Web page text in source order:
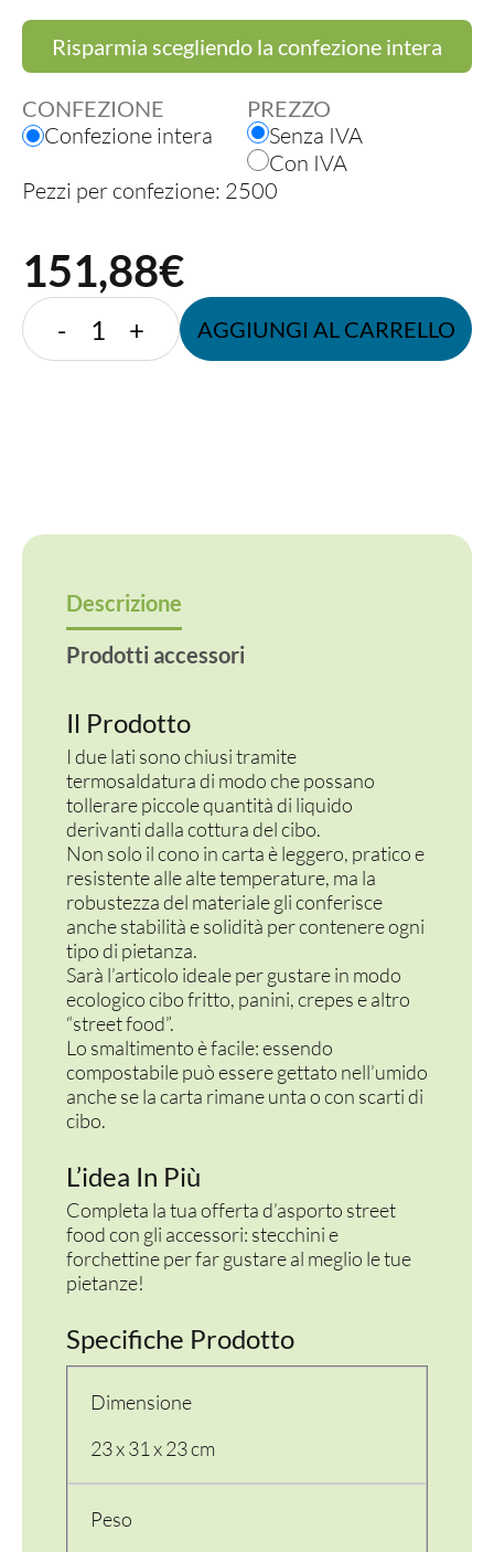
Risparmia scegliendo la confezione intera
CONFEZIONE PREZZO
Confezione intera
Senza IVA
Con IVA
Pezzi per confezione: 2500
151,88€
-
CONO
23x31
+ AGGIUNGI AL CARRELLO
Descrizione
Prodotti accessori
Il Prodotto
I due lati sono chiusi tramite
termosaldatura di modo che possano
tollerare piccole quantità di liquido
derivanti dalla cottura del cibo.
Non solo il cono in carta è leggero, pratico e
resistente alle alte temperature, ma la
robustezza del materiale gli conferisce
anche stabilità e solidità per contenere ogni
tipo di pietanza.
Sarà l’articolo ideale per gustare in modo
ecologico cibo fritto, panini, crepes e altro
“street food”.
Lo smaltimento è facile: essendo
compostabile può essere gettato nell’umido
anche se la carta rimane unta o con scarti di
cibo.
L’idea In Più
Completa la tua offerta d’asporto street
food con gli accessori: stecchini e
forchettine per far gustare al meglio le tue
pietanze!
Specifiche Prodotto
Dimensione
23 x 31 x 23 cm
Peso